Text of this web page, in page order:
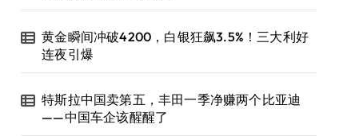
黄金瞬间冲破4200，白银狂飙3.5%！三大利好
连夜引爆
特斯拉中国卖第五，丰田一季净赚两个比亚迪
——中国车企该醒醒了